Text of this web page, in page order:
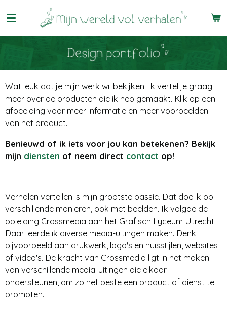
direct
naar
Wat leuk dat je mijn werk wil bekijken! Ik vertel je graag
meer over de producten die ik heb gemaakt. Klik op een
afbeelding voor meer informatie en meer voorbeelden
van het product.
Benieuwd of ik iets voor jou kan betekenen? Bekijk
mijn diensten of neem direct contact op!
Verhalen vertellen is mijn grootste passie. Dat doe ik op
verschillende manieren, ook met beelden. Ik volgde de
opleiding Crossmedia aan het Grafisch Lyceum Utrecht.
Daar leerde ik diverse media-uitingen maken. Denk
bijvoorbeeld aan drukwerk, logo's en huisstijlen, websites
of video's. De kracht van Crossmedia ligt in het maken
van verschillende media-uitingen die elkaar
ondersteunen, om zo het beste een product of dienst te
promoten.